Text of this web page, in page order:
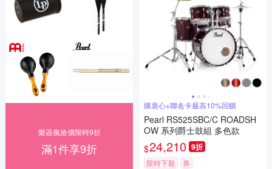
樂器瘋搶價限時9折
滿1件享9折
購衷心+聯名卡最高10%回饋
Pearl RS525SBC/C ROADSH
OW 系列爵士鼓組 多色款
$24,210 9折
限時下殺 券